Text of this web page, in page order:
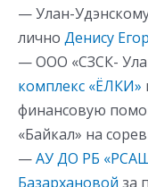
— Улан-
лично Денису
— ООО «СЗСК-
комплекс «ЁЛКИ»
финансовую
«Байкал» на
—АУ ДО РБ
Базархановой за